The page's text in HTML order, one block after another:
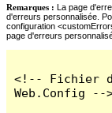
Remarques : La page
d'erreurs personnalisée.
configuration
page d'erreurs
<!-- Fichier
Web.Config --